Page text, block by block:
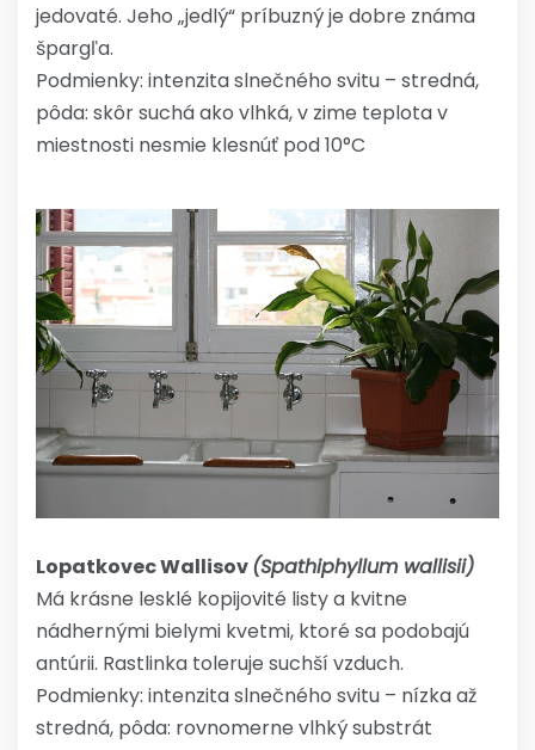
jedovaté. Jeho „jedlý“ príbuzný je dobre známa
špargľa.
Podmienky: intenzita slnečného svitu – stredná,
pôda: skôr suchá ako vlhká, v zime teplota v
miestnosti nesmie klesnúť pod 10°C
Lopatkovec Wallisov(Spathiphyllum wallisii)
Má krásne lesklé kopijovité listy a kvitne
nádhernými bielymi kvetmi, ktoré sa podobajú
antúrii. Rastlinka toleruje suchší vzduch.
Podmienky: intenzita slnečného svitu – nízka až
stredná, pôda: rovnomerne vlhký substrát